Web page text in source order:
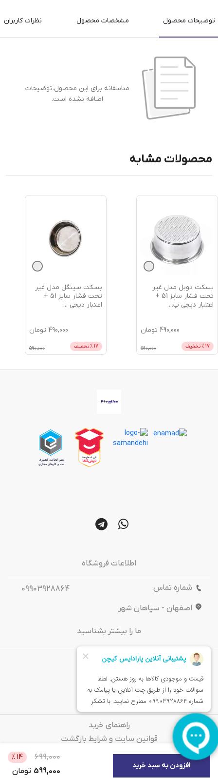
افزودن به سبد خرید
699,000
14
%
599,000 تومان
توضیحات محصول مشخصات محصول نظرات کاربران
متاسفانه برای این محصول،توضیحات
اضافه نشده است.
محصولات مشابه
بسکت سینگل مدل غیر
اعتبار دیجی
490,000
نیدل سوزنی وارداتی +
اعتبار دیجی پی
790,000
اطلاعات فروشگاه
شماره تماس
09903928864
اصفهان - سپاهان شهر
ما را بیشتر بشناسید
درباره‌ ما
تماس باما
خدمات مشتریان
راهنمای خرید
قوانین سایت و شرایط بازگشت
سوالات متداول